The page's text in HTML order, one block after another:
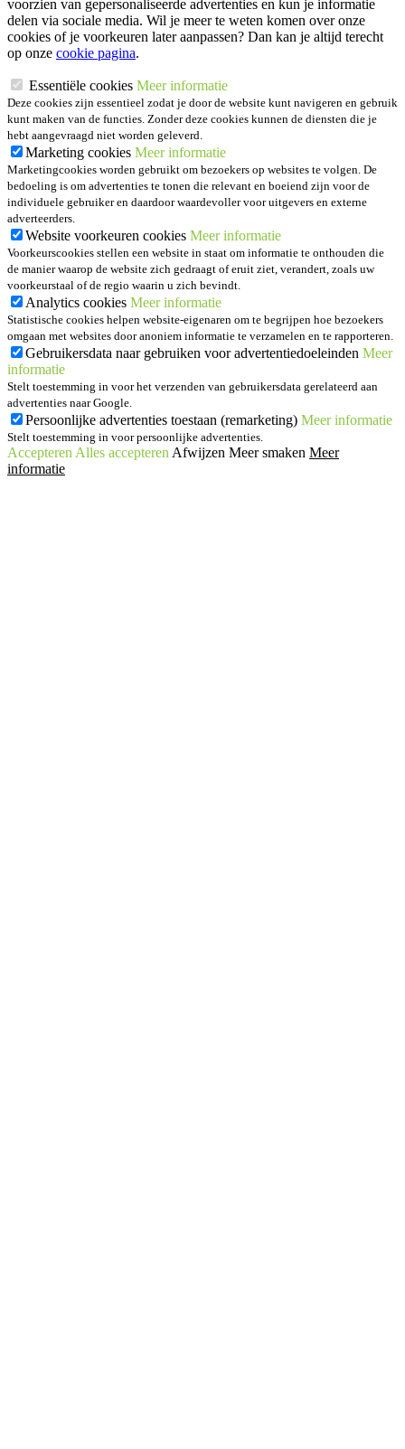
voorzien van gepersonaliseerde advertenties en kun je informatie
delen via sociale media. Wil je meer te weten komen over onze
cookies of je voorkeuren later aanpassen? Dan kan je altijd terecht
op onze cookie pagina.
Essentiële cookies Meer informatie
Deze cookies zijn essentieel zodat je door de website kunt navigeren en gebruik
kunt maken van de functies. Zonder deze cookies kunnen de diensten die je
hebt aangevraagd niet worden geleverd.
Marketing cookies Meer informatie
Marketingcookies worden gebruikt om bezoekers op websites te volgen. De
bedoeling is om advertenties te tonen die relevant en boeiend zijn voor de
individuele gebruiker en daardoor waardevoller voor uitgevers en externe
adverteerders.
Website voorkeuren cookies Meer informatie
Voorkeurscookies stellen een website in staat om informatie te onthouden die
de manier waarop de website zich gedraagt of eruit ziet, verandert, zoals uw
voorkeurstaal of de regio waarin u zich bevindt.
Analytics cookies Meer informatie
Statistische cookies helpen website-eigenaren om te begrijpen hoe bezoekers
omgaan met websites door anoniem informatie te verzamelen en te rapporteren.
Gebruikersdata naar gebruiken voor advertentiedoeleinden Meer
informatie
Stelt toestemming in voor het verzenden van gebruikersdata gerelateerd aan
advertenties naar Google.
Persoonlijke advertenties toestaan (remarketing) Meer informatie
Stelt toestemming in voor persoonlijke advertenties.
Accepteren Alles accepteren Afwijzen Meer smaken Meer
informatie